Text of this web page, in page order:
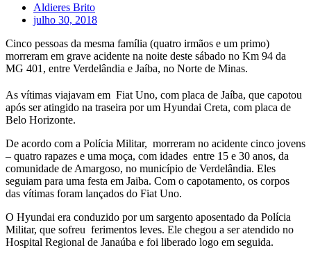
Aldieres Brito
julho 30, 2018
Cinco pessoas da mesma família (quatro irmãos e um primo)
morreram em grave acidente na noite deste sábado no Km 94 da
MG 401, entre Verdelândia e Jaíba, no Norte de Minas.
As vítimas viajavam em Fiat Uno, com placa de Jaíba, que capotou
após ser atingido na traseira por um Hyundai Creta, com placa de
Belo Horizonte.
De acordo com a Polícia Militar, morreram no acidente cinco jovens
– quatro rapazes e uma moça, com idades entre 15 e 30 anos, da
comunidade de Amargoso, no município de Verdelândia. Eles
seguiam para uma festa em Jaiba. Com o capotamento, os corpos
das vítimas foram lançados do Fiat Uno.
O Hyundai era conduzido por um sargento aposentado da Polícia
Militar, que sofreu ferimentos leves. Ele chegou a ser atendido no
Hospital Regional de Janaúba e foi liberado logo em seguida.